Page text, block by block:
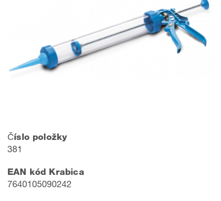
Číslo položky
381
EAN kód Krabica
7640105090242